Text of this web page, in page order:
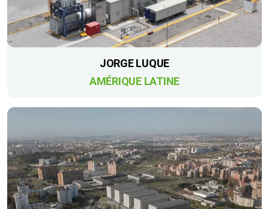
JORGE LUQUE
AMÉRIQUE LATINE